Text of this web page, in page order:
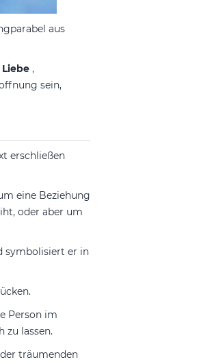
aus
,
sein,
erschließen
eine Beziehung
oder aber um
symbolisiert er in
Person im
zu lassen.
der träumenden